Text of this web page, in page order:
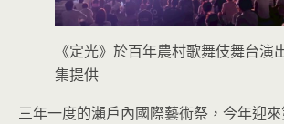
《定光》於百年農村歌舞伎舞台演
集提供
三年一度的瀨戶內國際藝術祭，今年迎